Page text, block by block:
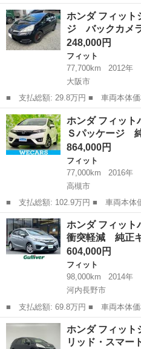
ー名： ホンダ ■ 車種名： フィ
Ｖホーム Ｈｏｎｄａ認定中古車
国保証２...
大阪 大東市 フィット
ホンダ フィッ
ジ バックカメ
248,000円
フィット
77,700km
2012年
大阪市
■ 支払総額: 29.8万円 ■ 車両本体価格： 248,000 円 ■ メーカー
名： ホンダ ■ 車種名： フィッ
５Ｘ Ｓパッケージ バックカメ
1500cc...
大阪 大阪市 フィット
ホンダ フィット
Ｓパッケージ
864,000円
フィット
77,000km
2016年
高槻市
■ 支払総額: 102.9万円 ■ 車両本体価格： 864,000 円 ■ メーカー
名： ホンダ ■ 車種名： フィット
名： ハイブリッド・Ｓパッケージ
ーキアクティブ...
大阪 高槻市 フィット
ホンダ フィッ
衝突軽減 純正
604,000円
フィット
98,000km
2014年
河内長野市
■ 支払総額: 69.8万円 ■ 車両本体価格： 604,000 円 ■ メーカー
名： ホンダ ■ 車種名： フィット
名： Ｌパッケージ 衝突軽減 純正
ーシート クルー...
大阪 河内長野市 フィット
ホンダ フィット
リッド・スマ